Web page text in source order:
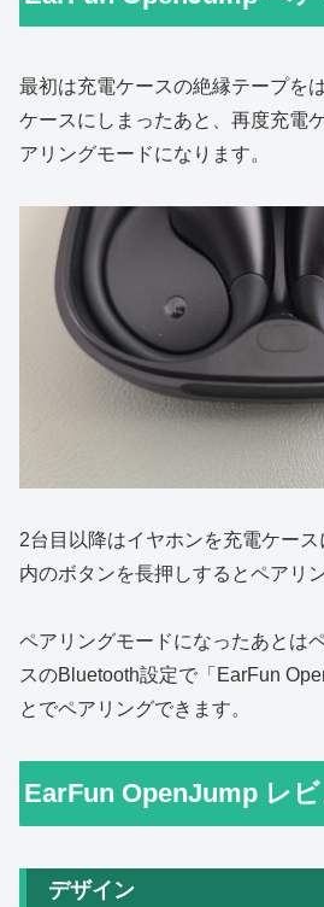
最初は充電ケースの絶縁テープを
ケースにしまったあと、再度充電
アリングモードになります。
2台目以降はイヤホンを充電ケー
内のボタンを長押しするとペアリ
ペアリングモードになったあとは
スのBluetooth設定で「EarFun
とでペアリングできます。
EarFun OpenJump レ
デザイン